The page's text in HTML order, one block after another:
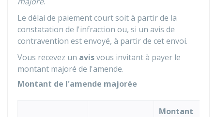
Le délai de paiement court soit à partir de la
constatation de l'infraction ou, si un avis de
contravention est envoyé, à partir de cet envoi.
Vous recevez un avisvous invitant à payer le
montant majoré de l'amende.
Montant de l'amende majorée
Montant